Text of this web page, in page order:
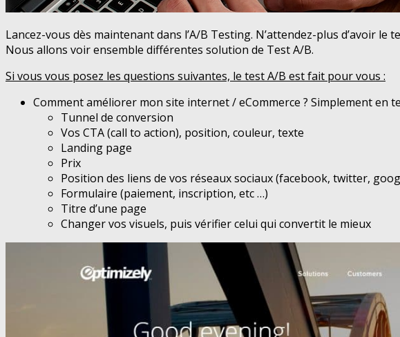
Lancez-vous dès maintenant dans l’A/B Testing. N’attendez-plus d’avoir le
Nous allons voir ensemble différentes solution de Test A/B.
Si vous vous posez les questions suivantes, le test A/B est fait pour vous :
Comment améliorer mon site internet / eCommerce ? Simplement en
Tunnel de conversion
Vos CTA (call to action), position, couleur, texte
Landing page
Prix
Position des liens de vos réseaux sociaux (facebook, twitter,
Formulaire (paiement, inscription, etc …)
Titre d’une page
Changer vos visuels, puis vérifier celui qui convertit le mieux